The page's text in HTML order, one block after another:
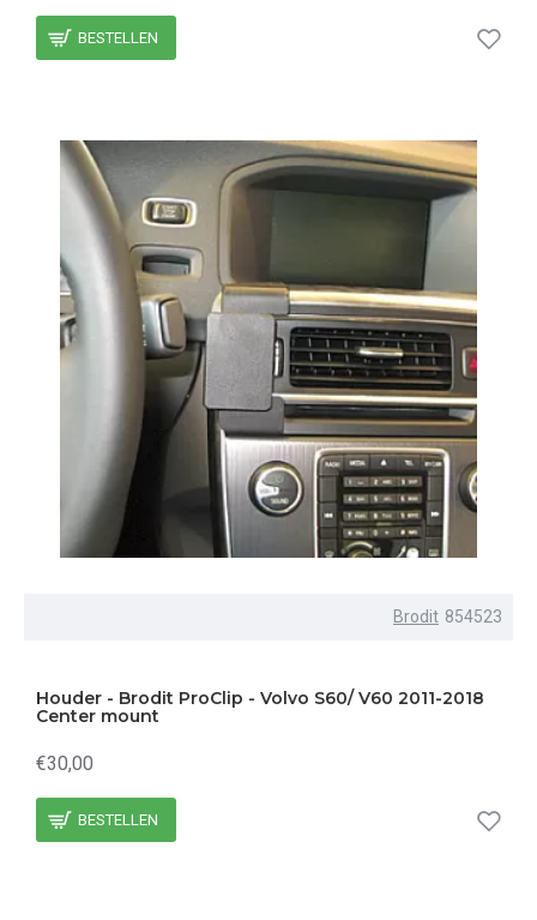
BESTELLEN
Brodit 854523
Houder - Brodit ProClip - Volvo S60/ V60 2011-2018
Center mount
€30,00
BESTELLEN